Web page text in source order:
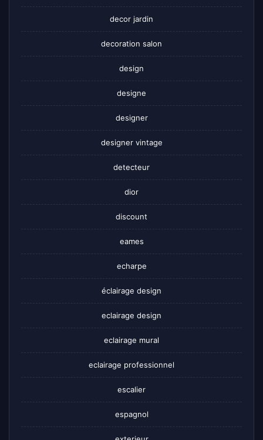
decor jardin
decoration salon
design
designe
designer
designer vintage
detecteur
dior
discount
eames
echarpe
éclairage design
eclairage design
eclairage mural
eclairage professionnel
escalier
espagnol